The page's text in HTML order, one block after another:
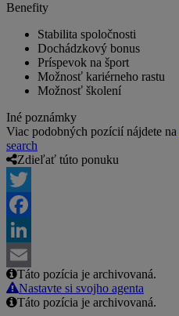
Benefity
Stabilita spoločnosti
Dochádzkový bonus
Príspevok na šport
Možnosť kariérneho rastu
Možnosť školení
Iné poznámky
Viac podobných pozícií nájdete na
search
Zdieľať túto ponuku
Twitter
Facebook
LinkedIn
Email
Táto pozícia je archivovaná.
Nastavte si svojho agenta
Táto pozícia je archivovaná.